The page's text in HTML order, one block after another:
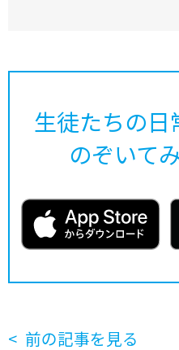
生徒たちの日
のぞいて
前の記事を見る